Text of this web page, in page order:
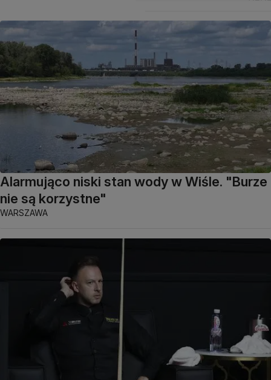
Alarmująco niski stan wody w Wiśle. "Burze
nie są korzystne"
WARSZAWA